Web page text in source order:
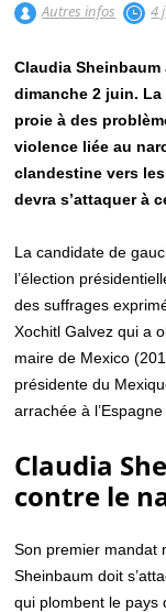
Autres infos 4
Claudia
dimanche 2 juin.
proie à des
violence liée au
clandestine vers
devra s’attaquer à
La candidate de
l’élection
des suffrages
Xochitl Galvez qui a
maire de Mexico
présidente du
arrachée à l’Espagne
Claudia
contre le
Son premier mandat
Sheinbaum doit
qui plombent le pays